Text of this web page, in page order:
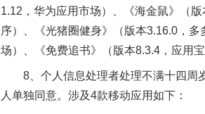
1.12，华为应用市场）、《海金鼠》（
序）、《光猪圈健身》（版本3.16.0，
场）、《免费追书》（版本8.3.4，应用
8、个人信息处理者处理不满十四周岁
人单独同意。涉及4款移动应用如下：
完善运行机制助力责任有效落实